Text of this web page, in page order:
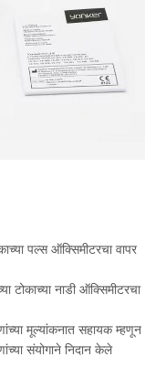
पल्स ऑक्सिमीटरचा वापर
टोकाच्या नाडी ऑक्सिमीटरचा
मूल्यांकनात सहायक म्हणून
संयोगाने निदान केले